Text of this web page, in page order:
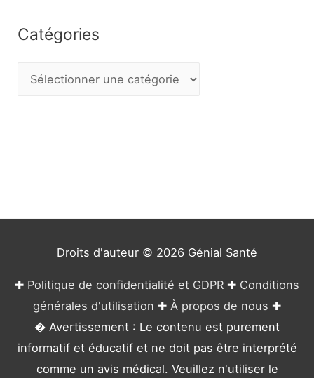
Catégories
Droits d'auteur © 2026 Génial Santé
✚ Politique de confidentialité et GDPR ✚ Conditions
générales d'utilisation ✚ À propos de nous ✚
� Avertissement : Le contenu est purement
informatif et éducatif et ne doit pas être interprété
comme un avis médical. Veuillez n'utiliser le